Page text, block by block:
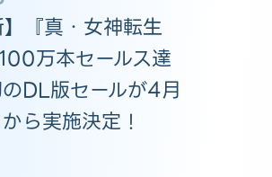
『真・女神転生
万本セールス達
DL版セールが4月
ら実施決定！